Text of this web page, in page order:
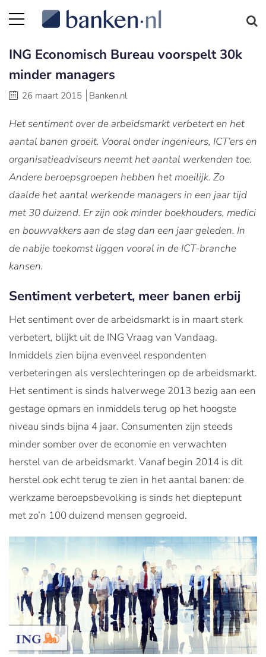
ING Economisch Bureau voorspelt 30k
minder managers
26 maart 2015 Banken.nl
Het sentiment over de arbeidsmarkt verbetert en het
aantal banen groeit. Vooral onder ingenieurs, ICT’ers en
organisatieadviseurs neemt het aantal werkenden toe.
Andere beroepsgroepen hebben het moeilijk. Zo
daalde het aantal werkende managers in een jaar tijd
met 30 duizend. Er zijn ook minder boekhouders, medici
en bouwvakkers aan de slag dan een jaar geleden. In
de nabije toekomst liggen vooral in de ICT-branche
kansen.
Sentiment verbetert, meer banen erbij
Het sentiment over de arbeidsmarkt is in maart sterk
verbetert, blijkt uit de ING Vraag van Vandaag.
Inmiddels zien bijna evenveel respondenten
verbeteringen als verslechteringen op de arbeidsmarkt.
Het sentiment is sinds halverwege 2013 bezig aan een
gestage opmars en inmiddels terug op het hoogste
niveau sinds bijna 4 jaar. Consumenten zijn steeds
minder somber over de economie en verwachten
herstel van de arbeidsmarkt. Vanaf begin 2014 is dit
herstel ook echt terug te zien in het aantal banen: de
werkzame beroepsbevolking is sinds het dieptepunt
met zo’n 100 duizend mensen gegroeid.